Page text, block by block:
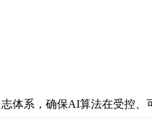
系，确保AI算法在受控